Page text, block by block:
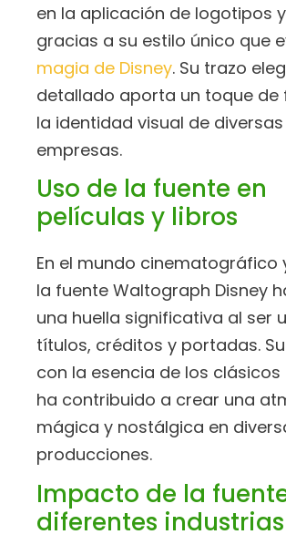
en la aplicación de logotipos
gracias a su estilo único que
magia de Disney. Su trazo
detallado aporta un toque de
la identidad visual de
empresas.
Uso de la fuente en
películas y libros
En el mundo cinematográfico
la fuente Waltograph Disney
una huella significativa al ser
títulos, créditos y portadas.
con la esencia de los clásicos
ha contribuido a crear una
mágica y nostálgica en
producciones.
Impacto de la
diferentes industrias